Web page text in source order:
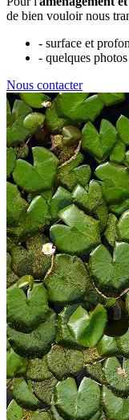
de bien vouloir nous
- surface et
- quelques
Nous contacter